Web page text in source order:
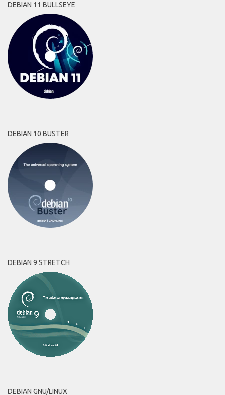
DEBIAN 11 BULLSEYE
DEBIAN 10 BUSTER
DEBIAN 9 STRETCH
DEBIAN GNU/LINUX